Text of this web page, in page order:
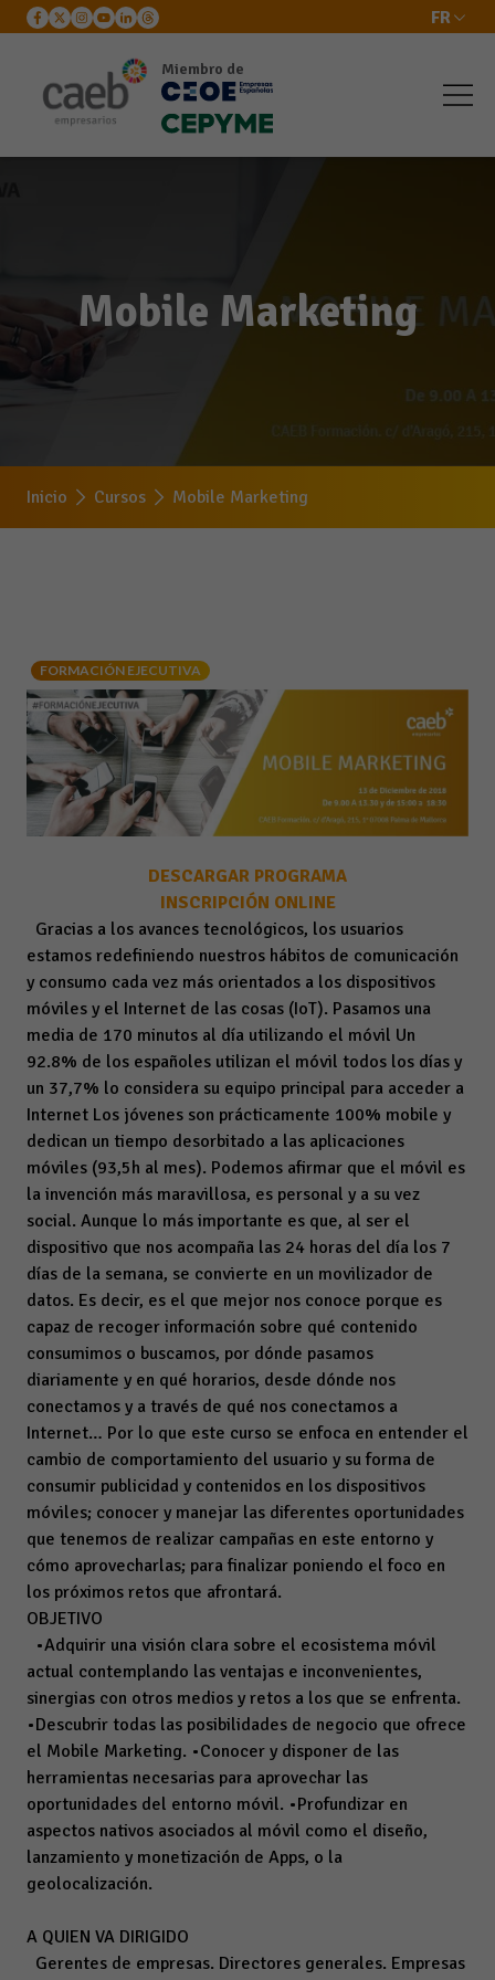
FR
Miembro de
Mobile Marketing
Inicio Cursos Mobile Marketing
FORMACIÓN EJECUTIVA
DESCARGAR PROGRAMA
INSCRIPCIÓN ONLINE
Gracias a los avances tecnológicos, los usuarios
estamos redefiniendo nuestros hábitos de comunicación
y consumo cada vez más orientados a los dispositivos
móviles y el Internet de las cosas (IoT). Pasamos una
media de 170 minutos al día utilizando el móvil Un
92.8% de los españoles utilizan el móvil todos los días y
un 37,7% lo considera su equipo principal para acceder a
Internet Los jóvenes son prácticamente 100% mobile y
dedican un tiempo desorbitado a las aplicaciones
móviles (93,5h al mes). Podemos afirmar que el móvil es
la invención más maravillosa, es personal y a su vez
social. Aunque lo más importante es que, al ser el
dispositivo que nos acompaña las 24 horas del día los 7
días de la semana, se convierte en un movilizador de
datos. Es decir, es el que mejor nos conoce porque es
capaz de recoger información sobre qué contenido
consumimos o buscamos, por dónde pasamos
diariamente y en qué horarios, desde dónde nos
conectamos y a través de qué nos conectamos a
Internet… Por lo que este curso se enfoca en entender el
cambio de comportamiento del usuario y su forma de
consumir publicidad y contenidos en los dispositivos
móviles; conocer y manejar las diferentes oportunidades
que tenemos de realizar campañas en este entorno y
cómo aprovecharlas; para finalizar poniendo el foco en
los próximos retos que afrontará.
OBJETIVO
•Adquirir una visión clara sobre el ecosistema móvil
actual contemplando las ventajas e inconvenientes,
sinergias con otros medios y retos a los que se enfrenta.
•Descubrir todas las posibilidades de negocio que ofrece
el Mobile Marketing. •Conocer y disponer de las
herramientas necesarias para aprovechar las
oportunidades del entorno móvil. •Profundizar en
aspectos nativos asociados al móvil como el diseño,
lanzamiento y monetización de Apps, o la
geolocalización.
A QUIEN VA DIRIGIDO
Gerentes de empresas. Directores generales. Empresas